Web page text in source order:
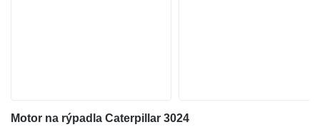
Motor na rýpadla Caterpillar 3024